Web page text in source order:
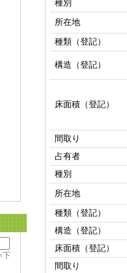
下
種別
所在地
種類（登記）
構造（登記）
床面積（登記）
間取り
占有者
種別
所在地
種類（登記）
構造（登記）
床面積（登記）
間取り